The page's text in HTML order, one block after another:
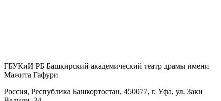
ГБУКиИ РБ Башкирский академический театр драмы имени
Мажита Гафури
Россия, Республика Башкортостан, 450077, г. Уфа, ул. Заки